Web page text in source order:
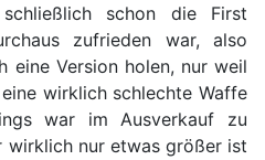
schon die First
zufrieden war, also
eine Version holen, nur weil
wirklich schlechte Waffe
war im Ausverkauf zu
wirklich nur etwas größer ist